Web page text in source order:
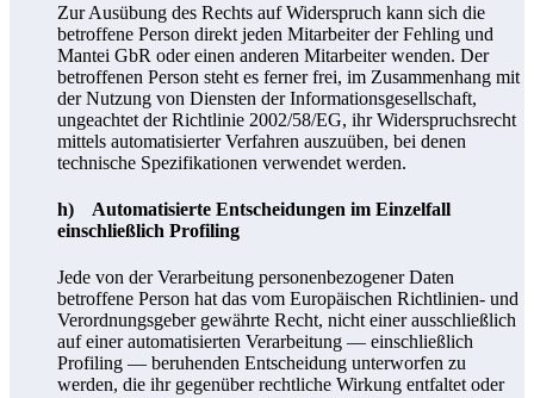
Zur Ausübung des Rechts auf Widerspruch kann sich die
betroffene Person direkt jeden Mitarbeiter der Fehling und
Mantei GbR oder einen anderen Mitarbeiter wenden. Der
betroffenen Person steht es ferner frei, im Zusammenhang mit
der Nutzung von Diensten der Informationsgesellschaft,
ungeachtet der Richtlinie 2002/58/EG, ihr Widerspruchsrecht
mittels automatisierter Verfahren auszuüben, bei denen
technische Spezifikationen verwendet werden.
h) Automatisierte Entscheidungen im Einzelfall
einschließlich Profiling
Jede von der Verarbeitung personenbezogener Daten
betroffene Person hat das vom Europäischen Richtlinien- und
Verordnungsgeber gewährte Recht, nicht einer ausschließlich
auf einer automatisierten Verarbeitung — einschließlich
Profiling — beruhenden Entscheidung unterworfen zu
werden, die ihr gegenüber rechtliche Wirkung entfaltet oder